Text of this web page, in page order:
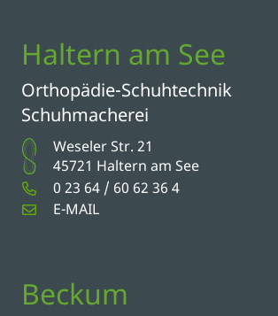
Haltern am See
Orthopädie-Schuhtechnik
Schuhmacherei
Weseler Str. 21
45721 Haltern am See
0 23 64 / 60 62 36 4
E-MAIL
Beckum